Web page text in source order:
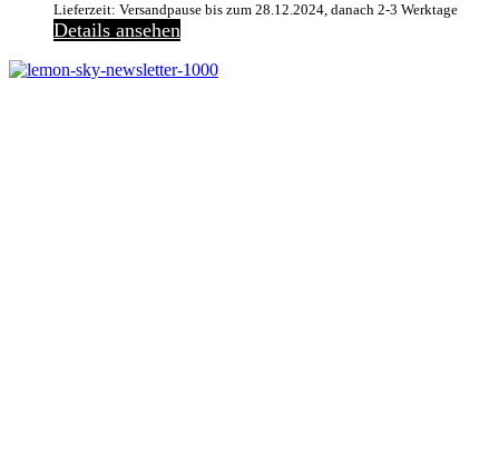
Lieferzeit: Versandpause bis zum 28.12.2024, danach 2-3 Werktage
Details ansehen